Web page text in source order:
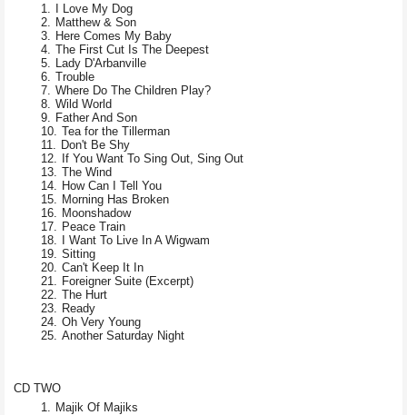
I Love My Dog
Matthew & Son
Here Comes My Baby
The First Cut Is The Deepest
Lady D'Arbanville
Trouble
Where Do The Children Play?
Wild World
Father And Son
Tea for the Tillerman
Don't Be Shy
If You Want To Sing Out, Sing Out
The Wind
How Can I Tell You
Morning Has Broken
Moonshadow
Peace Train
I Want To Live In A Wigwam
Sitting
Can't Keep It In
Foreigner Suite (Excerpt)
The Hurt
Ready
Oh Very Young
Another Saturday Night
CD TWO
Majik Of Majiks